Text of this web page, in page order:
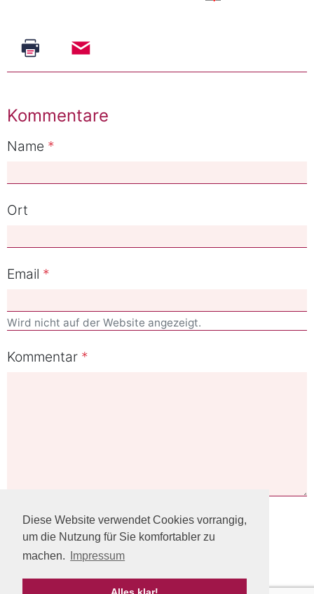
Diese Website verwendet Cookies vorrangig,
um die Nutzung für Sie komfortabler zu
machen.
Impressum
Kommentare
Name
Ort
Email
Wird nicht auf der Website angezeigt.
Kommentar
Speichern